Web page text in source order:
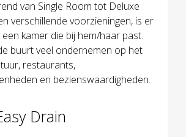
van Single Room tot Deluxe
verschillende voorzieningen, is er
kamer die bij hem/haar past.
buurt veel ondernemen op het
restaurants,
en bezienswaardigheden.
Drain